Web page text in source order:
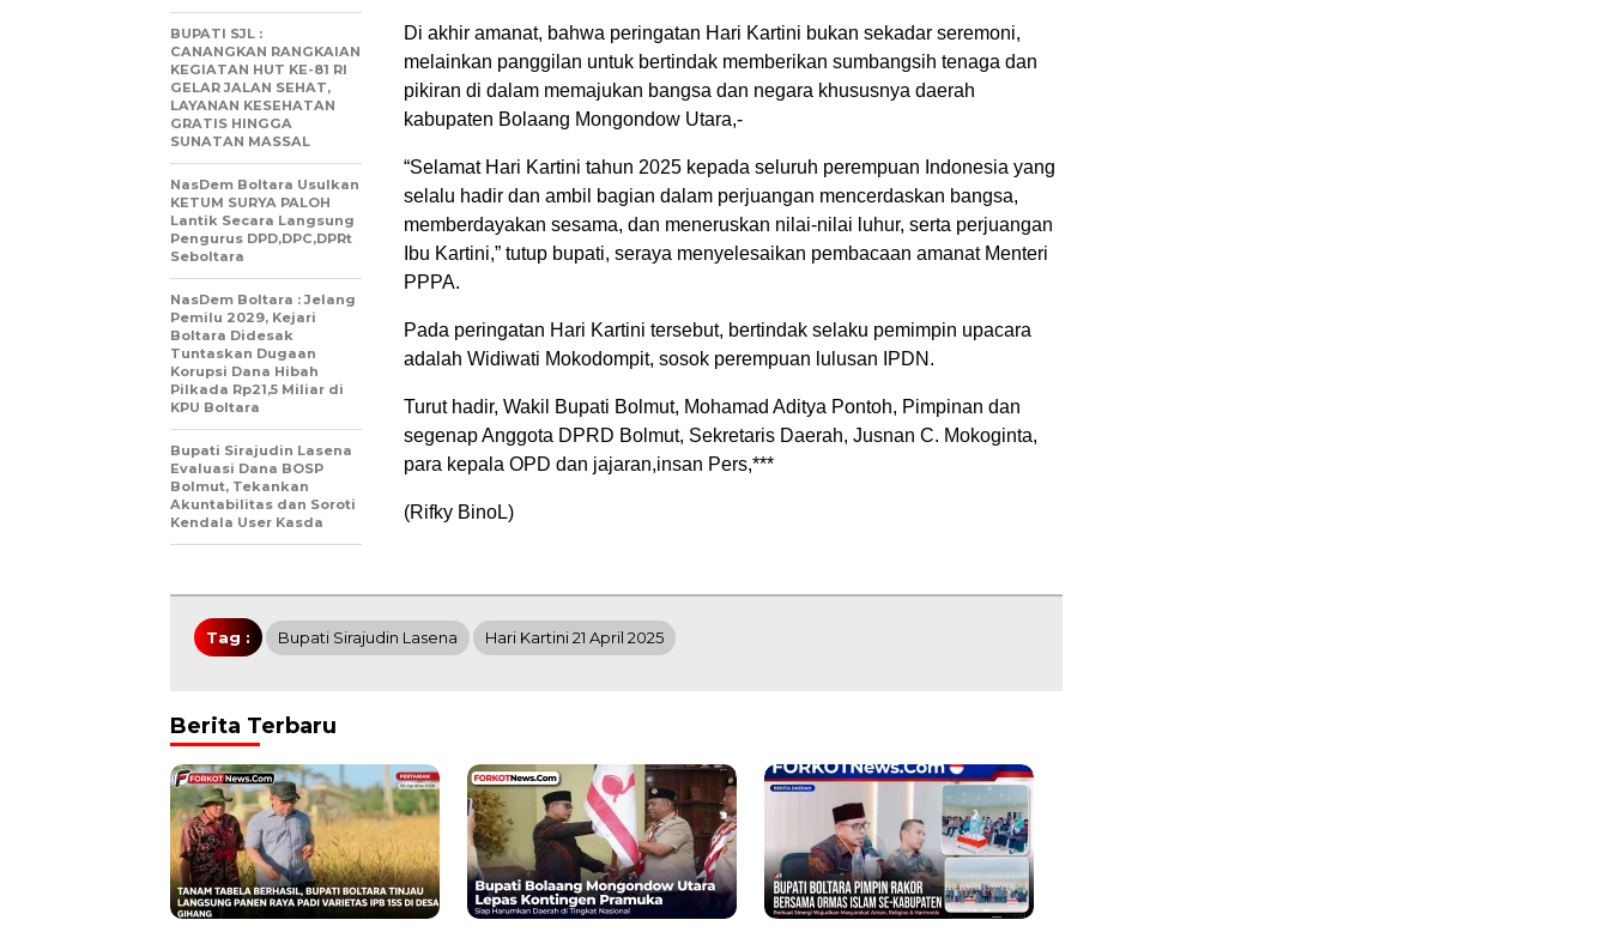
Di akhir amanat, bahwa peringatan Hari Kartini bukan sekadar seremoni,
melainkan panggilan untuk bertindak memberikan sumbangsih tenaga dan
pikiran di dalam memajukan bangsa dan negara khususnya daerah
kabupaten Bolaang Mongondow Utara,-
“Selamat Hari Kartini tahun 2025 kepada seluruh perempuan Indonesia yang
selalu hadir dan ambil bagian dalam perjuangan mencerdaskan bangsa,
memberdayakan sesama, dan meneruskan nilai-nilai luhur, serta perjuangan
Ibu Kartini,” tutup bupati, seraya menyelesaikan pembacaan amanat Menteri
PPPA.
Pada peringatan Hari Kartini tersebut, bertindak selaku pemimpin upacara
adalah Widiwati Mokodompit, sosok perempuan lulusan IPDN.
Turut hadir, Wakil Bupati Bolmut, Mohamad Aditya Pontoh, Pimpinan dan
segenap Anggota DPRD Bolmut, Sekretaris Daerah, Jusnan C. Mokoginta,
para kepala OPD dan jajaran,insan Pers,***
(Rifky BinoL)
BUPATI SJL :
CANANGKAN RANGKAIAN
KEGIATAN HUT KE-81 RI
GELAR JALAN SEHAT,
LAYANAN KESEHATAN
GRATIS HINGGA
SUNATAN MASSAL
NasDem Boltara Usulkan
KETUM SURYA PALOH
Lantik Secara Langsung
Pengurus DPD,DPC,DPRt
Seboltara ‎
‎NasDem Boltara : Jelang
Pemilu 2029, Kejari
Boltara Didesak
Tuntaskan Dugaan
Korupsi Dana Hibah
Pilkada Rp21,5 Miliar di
KPU Boltara
Bupati Sirajudin Lasena
Evaluasi Dana BOSP
Bolmut, Tekankan
Akuntabilitas dan Soroti
Kendala User Kasda
Tag : Bupati Sirajudin Lasena Hari Kartini 21 April 2025
Berita Terbaru